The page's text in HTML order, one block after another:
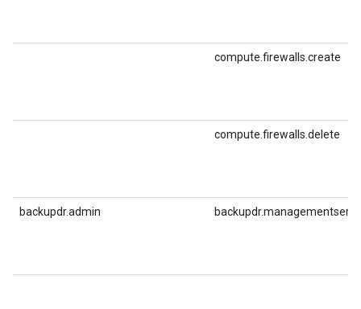
compute.firewalls.create
compute.firewalls.delete
backupdr.admin